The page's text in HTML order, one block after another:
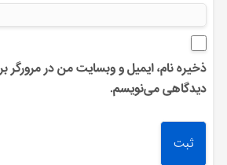
ذخیره نام، ایمیل و وبسایت من در مرورگر
دیدگاهی می‌نویسم.